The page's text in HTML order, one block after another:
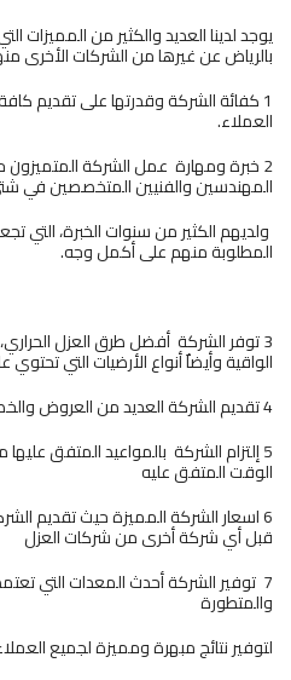
يوجد لدينا العديد والكثير من المميزات
بالرياض عن غيرها من الشركات الأخرى
1 كفائة الشركة وقدرتها على تقديم
العملاء.
2 خبرة ومهارة عمل الشركة
المهندسين والفنيين المتخصصين في
ولديهم الكثير من سنوات الخبرة، التي
المطلوبة منهم على أكمل وجه.
3 توفر الشركة أفضل طرق العزل
الواقية وأيضاٌ أنواع الأرضيات التي
4 تقديم الشركة العديد من العروض والخصومات المميزة
5 إلتزام الشركة بالمواعيد المتفق
الوقت المتفق عليه
6 اسعار الشركة المميزة حيث تقديم
قبل أي شركة أخرى من شركات العزل
7 توفير الشركة أحدث المعدات التي
والمتطورة
لتوفير نتائج مبهرة ومميزة لجميع